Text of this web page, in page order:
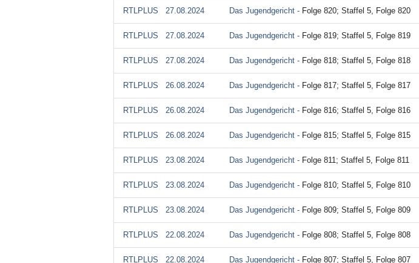
RTLPLUS 27.08.2024 Das Jugendgericht - Folge 820; Staffel 5, Folge 820
RTLPLUS 27.08.2024 Das Jugendgericht - Folge 819; Staffel 5, Folge 819
RTLPLUS 27.08.2024 Das Jugendgericht - Folge 818; Staffel 5, Folge 818
RTLPLUS 26.08.2024 Das Jugendgericht - Folge 817; Staffel 5, Folge 817
RTLPLUS 26.08.2024 Das Jugendgericht - Folge 816; Staffel 5, Folge 816
RTLPLUS 26.08.2024 Das Jugendgericht - Folge 815; Staffel 5, Folge 815
RTLPLUS 23.08.2024 Das Jugendgericht - Folge 811; Staffel 5, Folge 811
RTLPLUS 23.08.2024 Das Jugendgericht - Folge 810; Staffel 5, Folge 810
RTLPLUS 23.08.2024 Das Jugendgericht - Folge 809; Staffel 5, Folge 809
RTLPLUS 22.08.2024 Das Jugendgericht - Folge 808; Staffel 5, Folge 808
RTLPLUS 22.08.2024 Das Jugendgericht - Folge 807; Staffel 5, Folge 807